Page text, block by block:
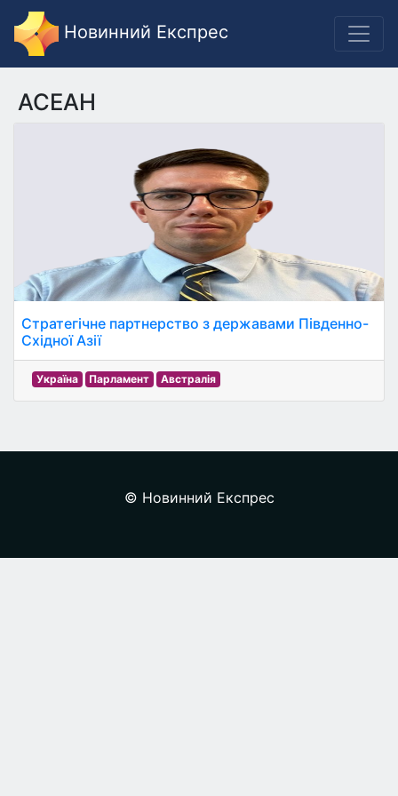
Новинний Експрес
АСЕАН
Стратегічне партнерство з державами Південно-
Східної Азії
Україна Парламент Австралія
© Новинний Експрес